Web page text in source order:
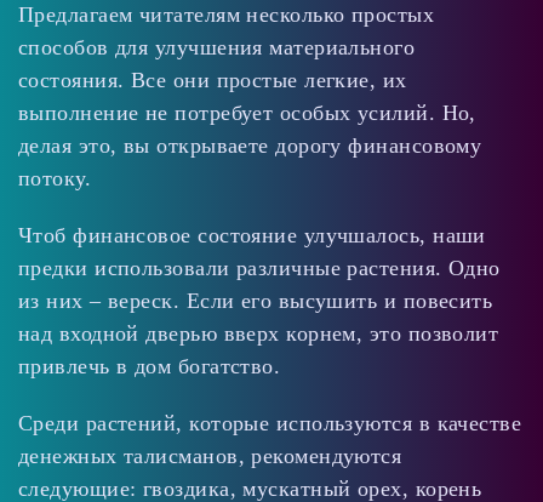
Предлагаем читателям несколько простых
способов для улучшения материального
состояния. Все они простые легкие, их
выполнение не потребует особых усилий. Но,
делая это, вы открываете дорогу финансовому
потоку.
Чтоб финансовое состояние улучшалось, наши
предки использовали различные растения. Одно
из них – вереск. Если его высушить и повесить
над входной дверью вверх корнем, это позволит
привлечь в дом богатство.
Среди растений, которые используются в качестве
денежных талисманов, рекомендуются
следующие: гвоздика, мускатный орех, корень